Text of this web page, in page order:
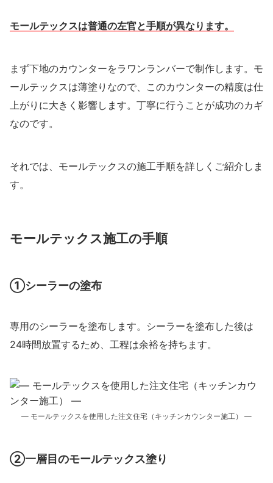
モールテックスは普通の左官と手順が異なります。
まず下地のカウンターをラワンランバーで制作します。モ
ールテックスは薄塗りなので、このカウンターの精度は仕
上がりに大きく影響します。丁寧に行うことが成功のカギ
なのです。
それでは、モールテックスの施工手順を詳しくご紹介しま
す。
モールテックス施工の手順
①シーラーの塗布
専用のシーラーを塗布します。シーラーを塗布した後は
24時間放置するため、工程は余裕を持ちます。
― モールテックスを使用した注文住宅（キッチンカウンター施工） ―
②一層目のモールテックス塗り